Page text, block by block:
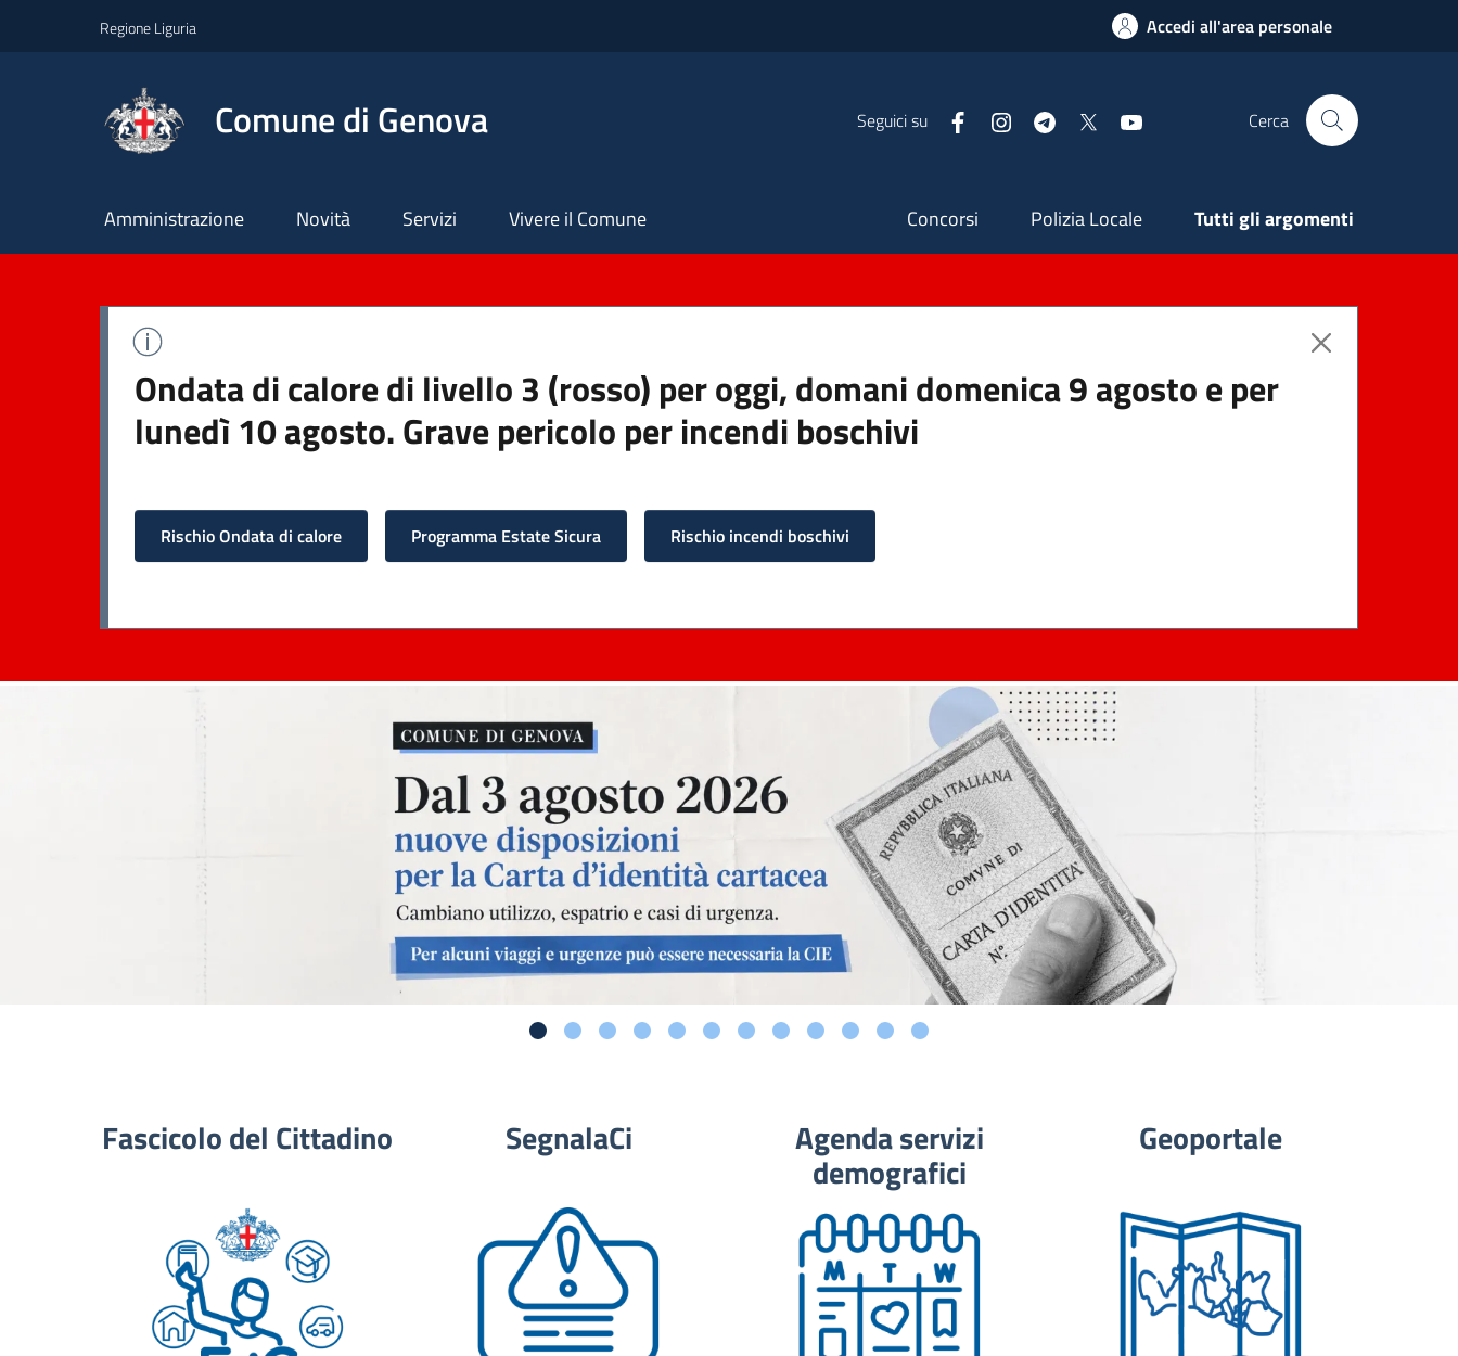
Regione Liguria Accedi all'area personale
Comune di Genova Seguici su FacebookInstagramTelegram Cerca
Principale
Amministrazione Novità Servizi Vivere il Comune Secondaria
Concorsi Polizia Locale Tutti gli argomenti
Ondata di calore di livello 3 (rosso) per oggi, domani domenica 9 agosto e per
lunedì 10 agosto. Grave pericolo per incendi boschivi
Rischio Ondata di calore Programma Estate Sicura Rischio incendi boschivi
Fascicolo del Cittadino SegnalaCi Agenda servizi
demografici
Geoportale